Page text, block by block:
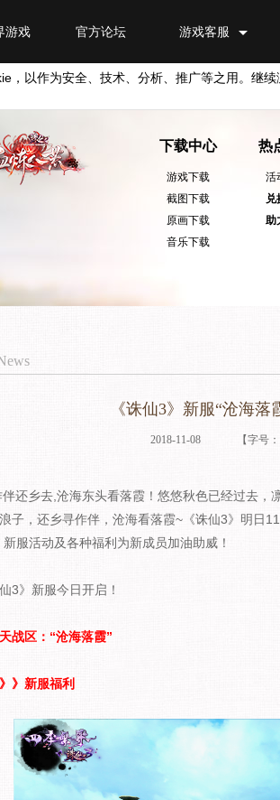
游戏客服
官方论坛
游戏
，以作为安全、技术、分析、推广等之用。继
下载中心
游戏下载
截图下载
原画下载
音乐下载
热
活
兑
助
《诛仙3》新服“沧海落
2018-11-08 【字号
乡去,沧海东头看落霞！悠悠秋色已经过去，
子，还乡寻作伴，沧海看落霞~《诛仙3》明日
新服活动及各种福利为新成员加油助威！
3》新服今日开启！
战区：“沧海落霞”
》新服福利